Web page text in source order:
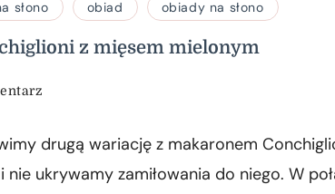
słono obiad obiady na słono
z mięsem mielonym
Conchiglioni
z
mięsem
drugą wariację z makaronem
ukrywamy zamiłowania do niego. W